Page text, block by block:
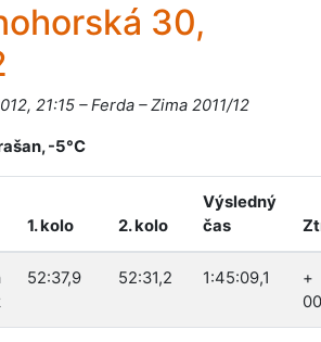
30,
21:15 – Ferda – Zima 2011/12
-5°C
1. kolo 2. kolo
Výsledný
čas
52:37,9 52:31,2 1:45:09,1
+